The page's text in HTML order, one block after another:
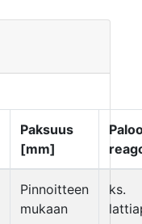
Paksuus
[mm]
Pinnoitteen
mukaan
ks.